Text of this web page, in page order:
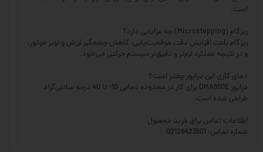
است.
ریز‌گام (Microstepping) چه مزایایی دارد؟
ریز‌گام باعث افزایش دقت موقعیت‌یابی، کاهش چشمگیر لرزش و نویز موتور،
و در نتیجه عملکرد نرم‌تر و دقیق‌تر سیستم حرکتی می‌شود.
دمای کاری این درایور چقدر است؟
درایور DMA860E برای کار در محدوده دمایی 10- تا 40 درجه سانتی‌گراد
طراحی شده است.
اطلاعات تماس برای خرید محصول
شماره تماس: 02128423501